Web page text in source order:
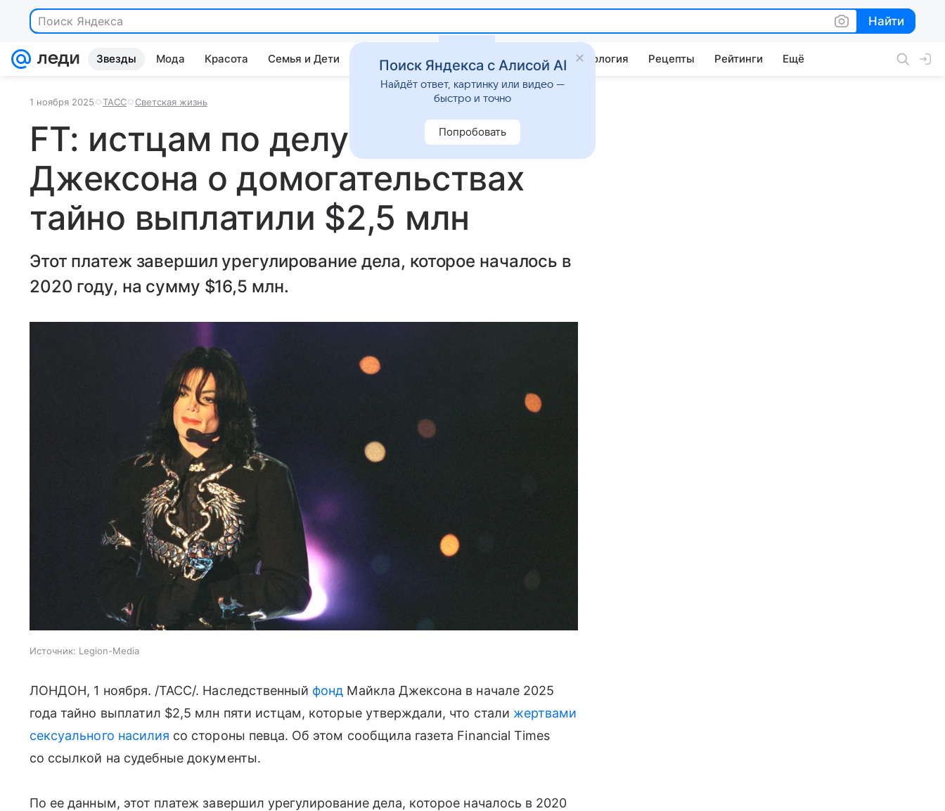
Поиск Яндекса Найти
Найти
Звезды Мода Красота Семья и Дети Дом Гороскопы Стиль жизни Психология Рецепты Рейтинги Ещё
1 ноября 2025 ТАСС Светская жизнь
FT: истцам по делу Майкла
Джексона о домогательствах
тайно выплатили $2,5 млн
Этот платеж завершил урегулирование дела, которое началось в
2020 году, на сумму $16,5 млн.
Источник: Legion-Media
ЛОНДОН, 1 ноября. /ТАСС/. Наследственный фонд Майкла Джексона в начале 2025
года тайно выплатил $2,5 млн пяти истцам, которые утверждали, что стали жертвами
сексуального насилия со стороны певца. Об этом сообщила газета Financial Times
со ссылкой на судебные документы.
По ее данным, этот платеж завершил урегулирование дела, которое началось в 2020
Поиск Яндекса с Алисой AI
Найдёт ответ, картинку или видео —
быстро и точно
Попробовать